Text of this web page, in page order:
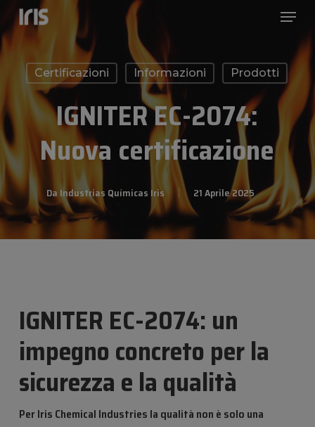
Skip
to
main
content
Menu
Certificazioni Informazioni Prodotti
IGNITER EC-2074:
Nuova certificazione
Da Industrias Químicas Iris 21 Aprile 2025
IGNITER EC-2074: un
impegno concreto per la
sicurezza e la qualità
Per Iris Chemical Industries la qualità non è solo una
Close
Menu